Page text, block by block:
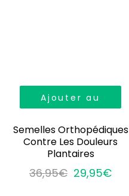
Ajouter au
Semelles Orthopédiques
Contre Les Douleurs
Plantaires
36,95€ 29,95€